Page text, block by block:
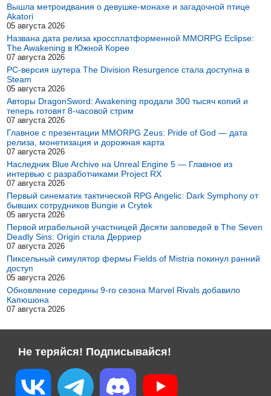
Вышла метроидвания о девушке-монахе и загадочной птице
Akatori
05 августа 2026
Названа дата релиза кроссплатформенной MMORPG Eclipse:
The Awakening в Южной Корее
07 августа 2026
PC-версия шутера The Division Resurgence стала доступна в
Steam
05 августа 2026
Авторы DragonSword: Awakening продали 300 тысяч копий и
теперь готовят 8-часовой стрим
07 августа 2026
Главное с презентации MMORPG Zeus: Pride of God — дата
релиза, монетизация и дорожная карта
07 августа 2026
Наследник Blue Archive на Unreal Engine 5 — Главное из
интервью с разработчиками Project RX
07 августа 2026
Первый синематик тактической RPG Angelic: Dark Symphony от
бывших сотрудников Bungie и Crytek
05 августа 2026
Первой играбельной участницей Десяти заповедей в The Seven
Deadly Sins: Origin стала Дерриер
07 августа 2026
Пиксельный симулятор фермы Fields of Mistria покинул ранний
доступ
05 августа 2026
Обновление середины 9-го сезона Marvel Rivals добавило
Капюшона
07 августа 2026
Не теряйся! Подписывайся!